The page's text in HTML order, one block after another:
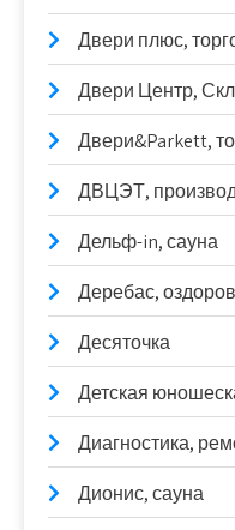
Двери плюс,
Двери Центр,
Двери&Parkett,
ДВЦЭТ,
Дельф-in, сауна
Деребас,
Десяточка
Детская
Диагностика,
Дионис, сауна